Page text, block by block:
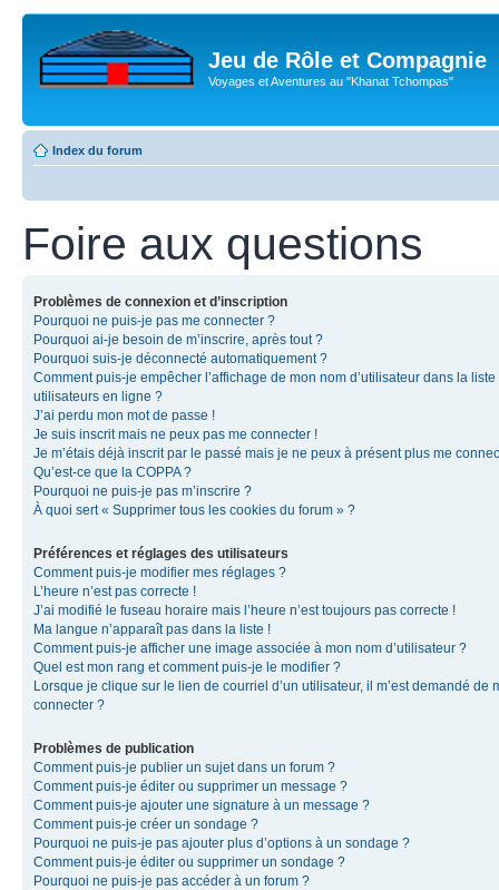
Jeu de Rôle et Compagnie
Voyages et Aventures au "Khanat Tchompas"
Index du forum
Foire aux questions
Problèmes de connexion et d’inscription
Pourquoi ne puis-je pas me connecter ?
Pourquoi ai-je besoin de m’inscrire, après tout ?
Pourquoi suis-je déconnecté automatiquement ?
Comment puis-je empêcher l’affichage de mon nom d’utilisateur dans la liste
utilisateurs en ligne ?
J’ai perdu mon mot de passe !
Je suis inscrit mais ne peux pas me connecter !
Je m’étais déjà inscrit par le passé mais je ne peux à présent plus me
Qu’est-ce que la COPPA ?
Pourquoi ne puis-je pas m’inscrire ?
À quoi sert « Supprimer tous les cookies du forum » ?
Préférences et réglages des utilisateurs
Comment puis-je modifier mes réglages ?
L’heure n’est pas correcte !
J’ai modifié le fuseau horaire mais l’heure n’est toujours pas correcte !
Ma langue n’apparaît pas dans la liste !
Comment puis-je afficher une image associée à mon nom d’utilisateur ?
Quel est mon rang et comment puis-je le modifier ?
Lorsque je clique sur le lien de courriel d’un utilisateur, il m’est demandé de
connecter ?
Problèmes de publication
Comment puis-je publier un sujet dans un forum ?
Comment puis-je éditer ou supprimer un message ?
Comment puis-je ajouter une signature à un message ?
Comment puis-je créer un sondage ?
Pourquoi ne puis-je pas ajouter plus d’options à un sondage ?
Comment puis-je éditer ou supprimer un sondage ?
Pourquoi ne puis-je pas accéder à un forum ?